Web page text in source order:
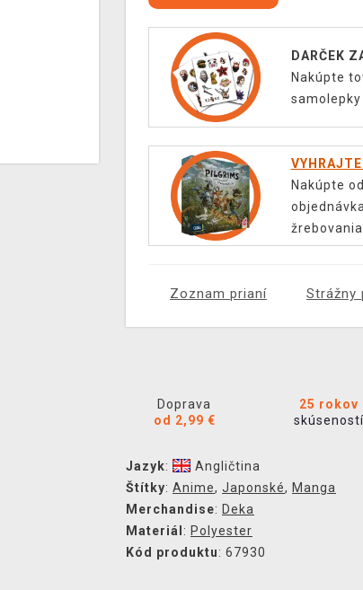
DARČEK
Nakúpte
samolepky
Nakúpte
žrebovania.
Zoznam prianí Strážny
Doprava
od 2,99 €
25 rokov
skúseností
Jazyk:
Angličtina
Štítky: Anime, Japonské, Manga
Merchandise: Deka
Materiál : Polyester
Kód produktu: 67930